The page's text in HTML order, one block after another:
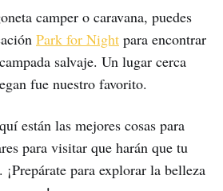
camper o caravana, puedes
Park for Night para encontrar
salvaje. Un lugar cerca
fue nuestro favorito.
están las mejores cosas para
para visitar que harán que tu
para explorar la belleza